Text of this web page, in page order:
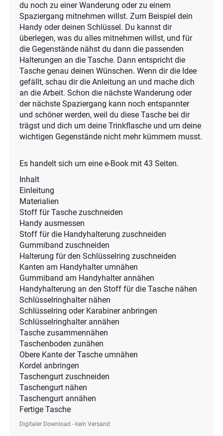
du noch zu einer Wanderung oder zu einem
Spaziergang mitnehmen willst. Zum Beispiel dein
Handy oder deinen Schlüssel. Du kannst dir
überlegen, was du alles mitnehmen willst, und für
die Gegenstände nähst du dann die passenden
Halterungen an die Tasche. Dann entspricht die
Tasche genau deinen Wünschen. Wenn dir die Idee
gefällt, schau dir die Anleitung an und mache dich
an die Arbeit. Schon die nächste Wanderung oder
der nächste Spaziergang kann noch entspannter
und schöner werden, weil du diese Tasche bei dir
trägst und dich um deine Trinkflasche und um deine
wichtigen Gegenstände nicht mehr kümmern musst.
Es handelt sich um eine e-Book mit 43 Seiten.
Inhalt
Einleitung
Materialien
Stoff für Tasche zuschneiden
Handy ausmessen
Stoff für die Handyhalterung zuschneiden
Gummiband zuschneiden
Halterung für den Schlüsselring zuschneiden
Kanten am Handyhalter umnähen
Gummiband am Handyhalter annähen
Handyhalterung an den Stoff für die Tasche nähen
Schlüsselringhalter nähen
Schlüsselring oder Karabiner anbringen
Schlüsselringhalter annähen
Tasche zusammennähen
Taschenboden zunähen
Obere Kante der Tasche umnähen
Kordel anbringen
Taschengurt zuschneiden
Taschengurt nähen
Taschengurt annähen
Fertige Tasche
Digitaler Download - kein Versand